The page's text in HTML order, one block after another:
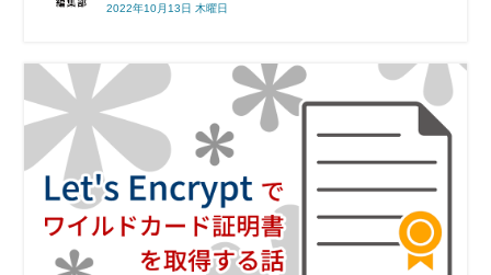
2022年10月13日 木曜日